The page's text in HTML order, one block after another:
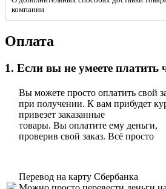
компании
Оплата
1. Если вы не умеете платить
Вы можете просто оплатить свой
при получении. К вам прибудет
привезет заказанные
товары. Вы оплатите ему деньги,
проверив свой заказ. Всё просто
Перевод на карту Сбербанка